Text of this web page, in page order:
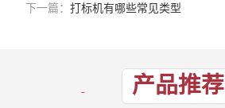
下一篇： 打标机有哪些常见类型
产品推荐